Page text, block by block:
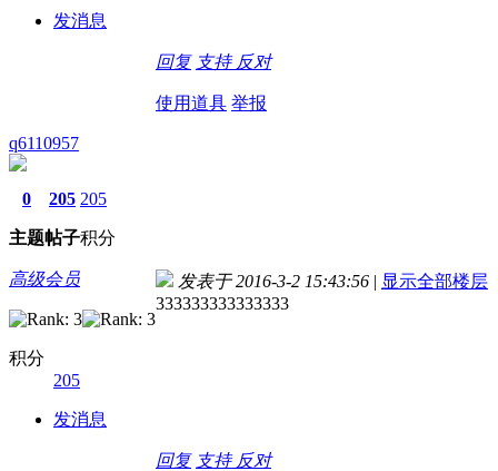
发消息
回复 支持 反对
使用道具 举报
q6110957
0
主题
205
帖子
205
积分
高级会员
积分
205
发消息
发表于 2016-3-2 15:43:56 | 显示全部楼层
333333333333333
回复 支持 反对